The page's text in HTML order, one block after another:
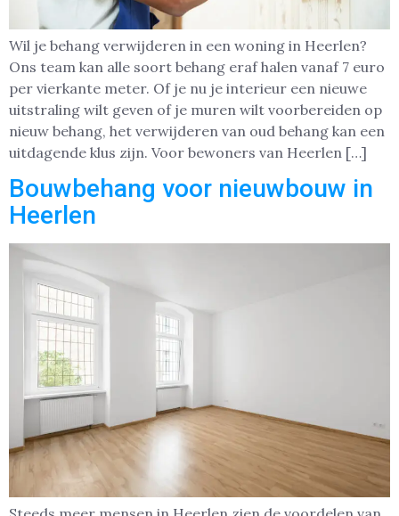
Wil je behang verwijderen in een woning in Heerlen?
Ons team kan alle soort behang eraf halen vanaf 7 euro
per vierkante meter. Of je nu je interieur een nieuwe
uitstraling wilt geven of je muren wilt voorbereiden op
nieuw behang, het verwijderen van oud behang kan een
uitdagende klus zijn. Voor bewoners van Heerlen […]
Bouwbehang voor nieuwbouw in
Heerlen